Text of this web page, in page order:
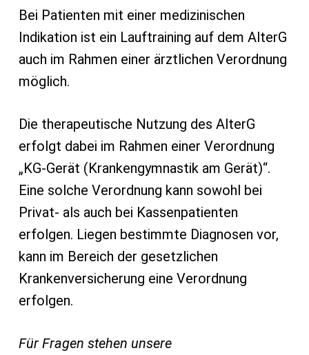
Bei Patienten mit einer medizinischen
Indikation ist ein Lauftraining auf dem AlterG
auch im Rahmen einer ärztlichen Verordnung
möglich.
Die therapeutische Nutzung des AlterG
erfolgt dabei im Rahmen einer Verordnung
„KG-Gerät (Krankengymnastik am Gerät)“.
Eine solche Verordnung kann sowohl bei
Privat- als auch bei Kassenpatienten
erfolgen. Liegen bestimmte Diagnosen vor,
kann im Bereich der gesetzlichen
Krankenversicherung eine Verordnung
erfolgen.
Für Fragen stehen unsere